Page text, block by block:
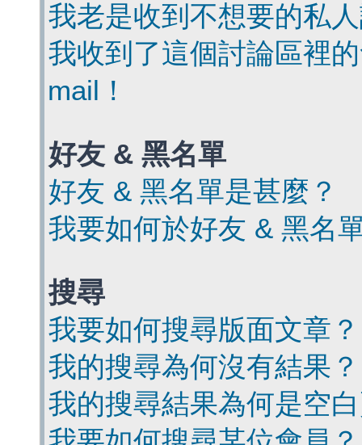
我老是收到不想要的私
我收到了這個討論區裡
mail！
好友 & 黑名單
好友 & 黑名單是甚麼？
我要如何於好友 & 黑名
搜尋
我要如何搜尋版面文章？
我的搜尋為何沒有結果？
我的搜尋結果為何是空